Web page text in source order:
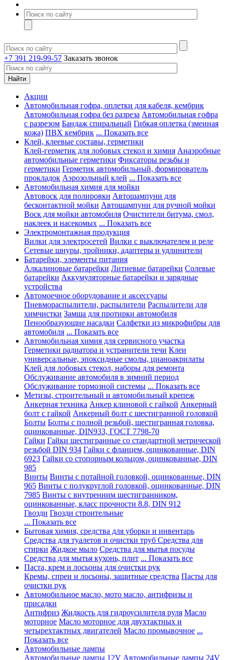
+7 391 219-99-57 Заказать звонок
Акции
Автомобильная гофра, оплетки для кабеля, кембрик
Автомобильная гофра без разреза Автомобильная гофра
с разрезом Бандаж спиральный Гибкая оплетка (змеиная
кожа) ПВХ кембрик ... Показать все
Клей, клеевые составы, герметики
Клей-герметик для лобовых стекол и химия Анаэробные
автомобильные герметики Фиксаторы резьбы и
герметики Герметик автомобильный, формирователь
прокладок Аэрозольный клей ... Показать все
Автомобильная химия для мойки
Автовоск для полировки Автошампуни для
бесконтактной мойки Автошампуни для ручной мойки
Воск для мойки автомобиля Очистители битума, смол,
наклеек и насекомых ... Показать все
Электромонтажная продукция
Вилки для электросетей Вилки с выключателем и реле
Сетевые шнуры, тройники, адаптеры и удлинители
Батарейки, элементы питания
Алкалиновые батарейки Литиевые батарейки Солевые
батарейки Аккумуляторные батарейки и зарядные
устройства
Автомоечное оборудование и аксессуары
Пневмораспылители, распылители Распылители для
химчистки Замша для протирки автомобиля
Пенообразующие насадки Салфетки из микрофибры для
автомобиля ... Показать все
Автомобильная химия для сервисного участка
Герметики радиатора и устранители течи Клеи
универсальные, эпоксидные смолы, цианоакрилаты
Клей для лобовых стекол, наборы для ремонта
Обслуживание автомобиля в зимний период
Обслуживание тормозной системы ... Показать все
Метизы, строительный и автомобильный крепеж
Анкерная техника Анкер клиновой с гайкой Анкерный
болт с гайкой Анкерный болт с шестигранной головкой
Болты Болты с полной резьбой, шестигранная головка,
оцинкованные, DIN933, ГОСТ 7798-70
Гайки Гайки шестигранные со стандартной метрической
резьбой DIN 934 Гайки с фланцем, оцинкованные, DIN
6923 Гайки со стопорным кольцом, оцинкованные, DIN
985
Винты Винты с потайной головкой, оцинкованные, DIN
965 Винты с полукруглой головкой, оцинкованные, DIN
7985 Винты с внутренним шестигранником,
оцинкованные, класс прочности 8.8, DIN 912
Гвозди Гвозди строительные
... Показать все
Бытовая химия, средства для уборки и инвентарь
Средства для туалетов и очистки труб Средства для
стирки Жидкое мыло Средства для мытья посуды
Средства для мытья кухонь, плит ... Показать все
Паста, крем и лосьоны для очистки рук
Кремы, спреи и лосьоны, защитные средства Пасты для
очистки рук
Автомобильное масло, мото масло, антифризы и
присадки
Антифриз Жидкость для гидроусилителя руля Масло
моторное Масло моторное для двухтактных и
четырехтактных двигателей Масло промывочное ...
Показать все
Автомобильные лампы
Автомобильные лампы 12V Автомобильные лампы 24V